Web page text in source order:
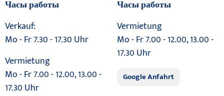
Часы работы
Verkauf:
Mo - Fr 7.30 - 17.30 Uhr
Vermietung
Mo - Fr 7.00 - 12.00, 13.00 -
17.30 Uhr
Часы работы
Vermietung
Mo - Fr 7.00 - 12.00, 13.00 -
17.30 Uhr
Google Anfahrt